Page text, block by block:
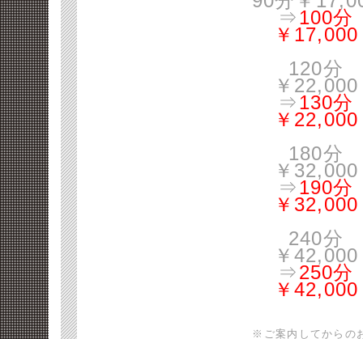
⇒100分
￥17,000
120分
￥22,000
⇒130分
￥22,000
180分
￥32,000
⇒190分
￥32,000
240分
￥42,000
⇒250分
￥42,000
※ご案内してからの